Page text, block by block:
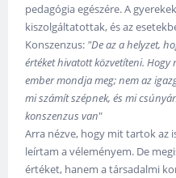
pedagógia egészére. A
kiszolgáltatottak, és az
Konszenzus: "De az a helyzet,
értéket hivatott közvetíteni. Hogy
ember mondja meg; nem az
mi számít szépnek, és mi
konszenzus van"
Arra nézve, hogy mit tartok az
leírtam a véleményem. De
értéket, hanem a társadalmi